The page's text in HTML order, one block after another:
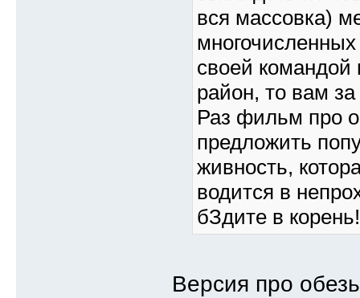
вся массовка)
своей командой
район, то вам
Раз фильм про
предложить
живность,
водится в
бЗдите в
Версия про